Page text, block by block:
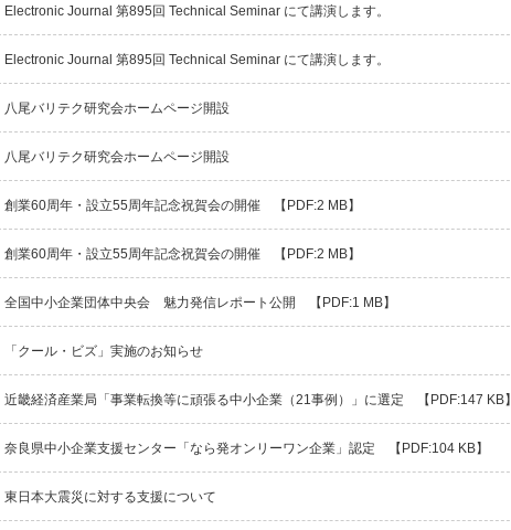
Electronic Journal 第895回 Technical Seminar にて講演します。
Electronic Journal 第895回 Technical Seminar にて講演します。
八尾バリテク研究会ホームページ開設
八尾バリテク研究会ホームページ開設
創業60周年・設立55周年記念祝賀会の開催 【PDF:2 MB】
創業60周年・設立55周年記念祝賀会の開催 【PDF:2 MB】
全国中小企業団体中央会 魅力発信レポート公開 【PDF:1 MB】
「クール・ビズ」実施のお知らせ
近畿経済産業局「事業転換等に頑張る中小企業（21事例）」に選定 【PDF:147 KB】
奈良県中小企業支援センター「なら発オンリーワン企業」認定 【PDF:104 KB】
東日本大震災に対する支援について